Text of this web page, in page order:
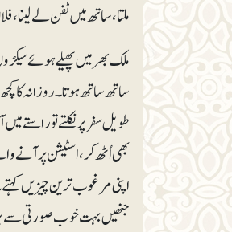
ملتا، ساتھ میں ٹفن لے
ملک بھر میں پھیلے ہوئے
ساتھ ساتھ ہوتا۔ روزانہ کا
طویل سفر پر نکلتے تو
بھی اُٹھ کر، اسٹیشن پر
اپنی مرغوب ترین چیزیں
جنھیں بہت خوب صورتی سے